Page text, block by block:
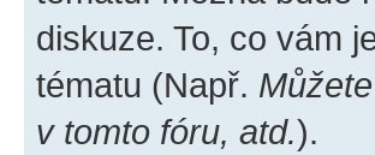
diskuze. To, co vám
tématu (Např.
v tomto fóru, atd.).